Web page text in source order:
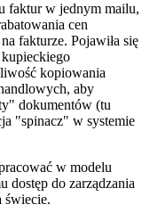
faktur w jednym mailu,
cen
fakturze. Pojawiła się
kopiowania
aby
dokumentów (tu
"spinacz" w systemie
w modelu
dostęp do zarządzania
świecie.